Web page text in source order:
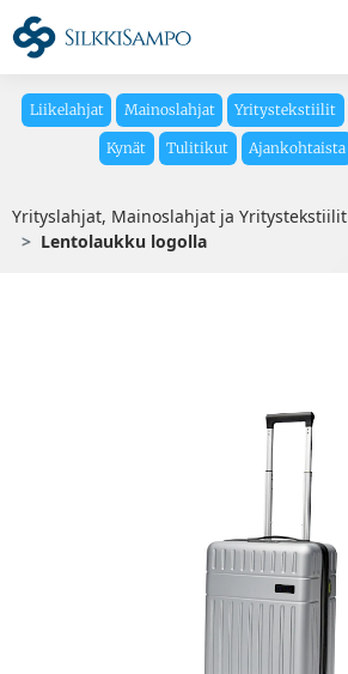
Liikelahjat Mainoslahjat Yritystekstiilit
Kynät Tulitikut Ajankohtaista
Yrityslahjat, Mainoslahjat ja Yritystekstiilit
Lentolaukku logolla